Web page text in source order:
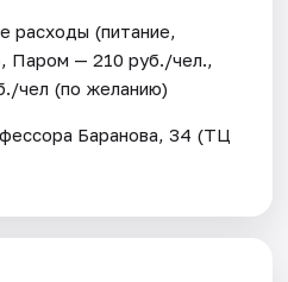
расходы (питание,
Паром — 210 руб./чел.,
чел (по желанию)
Баранова, 34 (ТЦ